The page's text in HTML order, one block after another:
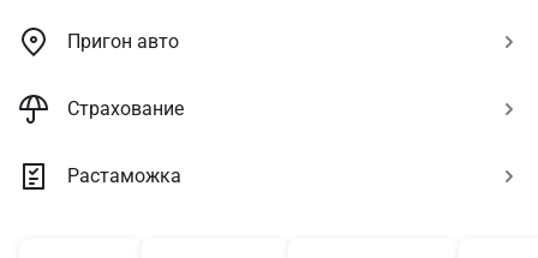
Пригон авто
Страхование
Растаможка